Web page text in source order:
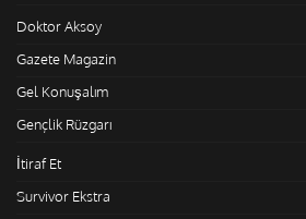
Doktor Aksoy
Gazete Magazin
Gel Konuşalım
Gençlik Rüzgarı
İtiraf Et
Survivor Ekstra